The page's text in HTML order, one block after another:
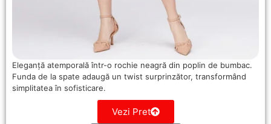
Eleganță atemporală într-o rochie neagră din poplin de bumbac.
Funda de la spate adaugă un twist surprinzător, transformând
simplitatea în sofisticare.
Vezi Pret